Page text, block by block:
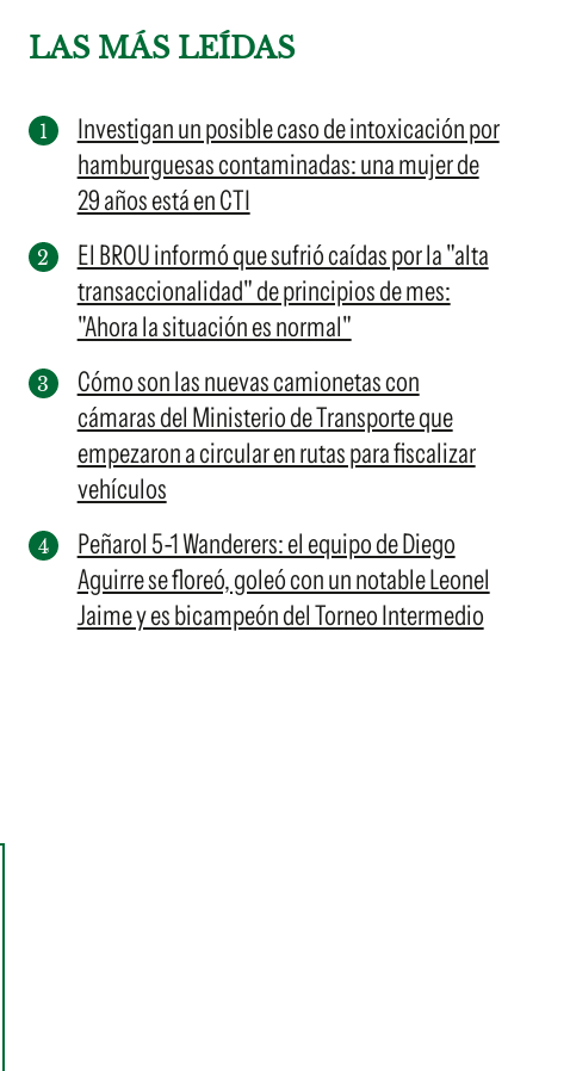
LAS MÁS LEÍDAS
Investigan un posible caso de intoxicación por
hamburguesas contaminadas: una mujer de
29 años está en CTI
El BROU informó que sufrió caídas por la "alta
transaccionalidad" de principios de mes:
"Ahora la situación es normal"
Cómo son las nuevas camionetas con
cámaras del Ministerio de Transporte que
empezaron a circular en rutas para fiscalizar
vehículos
Peñarol 5-1 Wanderers: el equipo de Diego
Aguirre se floreó, goleó con un notable Leonel
Jaime y es bicampeón del Torneo Intermedio